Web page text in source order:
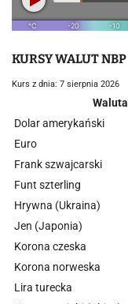
KURSY WALUT NBP
Kurs z dnia: 7 sierpnia 2026
Waluta
Dolar amerykański
Euro
Frank szwajcarski
Funt szterling
Hrywna (Ukraina)
Jen (Japonia)
Korona czeska
Korona norweska
Lira turecka